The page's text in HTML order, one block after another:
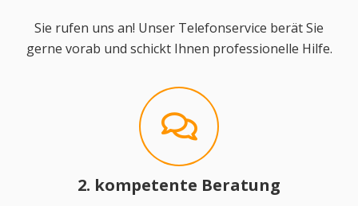
Sie rufen uns an! Unser Telefonservice berät Sie
gerne vorab und schickt Ihnen professionelle Hilfe.
2. kompetente Beratung